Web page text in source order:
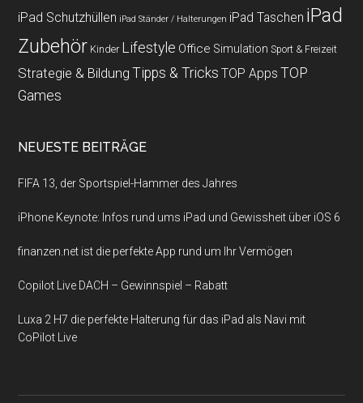
iPad Schutzhüllen iPad Ständer / Halterungen iPad Taschen iPad
Zubehör Kinder Lifestyle Office Simulation Sport & Freizeit
Strategie & Bildung Tipps & Tricks TOP Apps TOP
Games
NEUESTE BEITRÄGE
FIFA 13, der Sportspiel-Hammer des Jahres
iPhone Keynote: Infos rund ums iPad und Gewissheit über iOS 6
finanzen.net ist die perfekte App rund um Ihr Vermögen
Copilot Live DACH – Gewinnspiel – Rabatt
Luxa 2 H7 die perfekte Halterung für das iPad als Navi mit
CoPilot Live